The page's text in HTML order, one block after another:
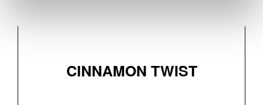
CINNAMON TWIST